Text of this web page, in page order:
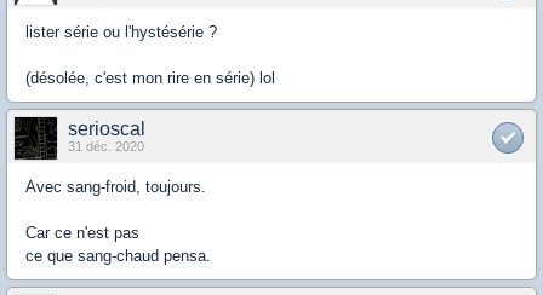
lister série ou l'hystésérie ?
(désolée, c'est mon rire en série) lol
serioscal
31 déc. 2020
Avec sang-froid, toujours.
Car ce n'est pas
ce que sang-chaud pensa.